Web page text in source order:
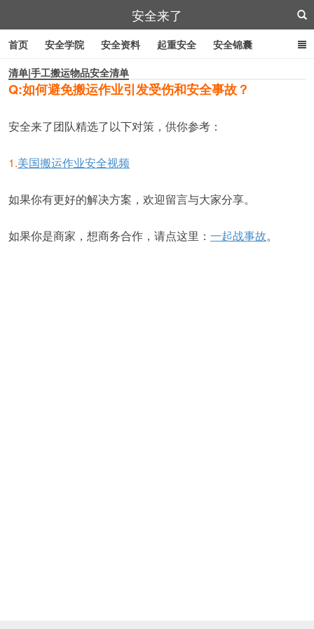
安全来了
首页 安全学院 安全资料 起重安全 安全锦囊
叉车安全 管道作业 特殊工具
清单|手工搬运物品安全清单
Q:如何避免搬运作业引发受伤和安全事故？
安全来了团队精选了以下对策，供你参考：
1.美国搬运作业安全视频
如果你有更好的解决方案，欢迎留言与大家分享。
如果你是商家，想商务合作，请点这里： 一起战事故。